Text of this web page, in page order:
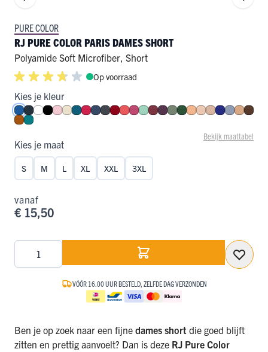
PURE COLOR
RJ PURE COLOR PARIS DAMES SHORT
Polyamide Soft Microfiber, Short
Op voorraad
Kies je kleur
Blauw
Navy
WitZwart
RozeIvoorPetrol
RoodDonkerblauw
Donkergrijs
Donkerrood
Koraal
Fuchsia
MintPortAubergine
OlijfDonkergroen
Perzik
Nude
Caffè Latte
Royal Blue
Steel
Cognac
Smaragd
Bekijk maattabel
Kies je maat
S M L XL XXL 3XL
vanaf
€ 15,50
VÓÓR 16.00 UUR BESTELD, ZELFDE DAG VERZONDEN
Ben je op zoek naar een fijne dames short die goed blijft
zitten en prettig aanvoelt? Dan is deze RJ Pure Color